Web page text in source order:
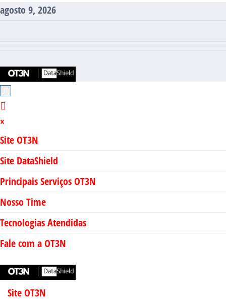
Pular
agosto 9, 2026
×
Site OT3N
Site DataShield
Principais Serviços OT3N
Nosso Time
Tecnologias Atendidas
Fale com a OT3N
Site OT3N